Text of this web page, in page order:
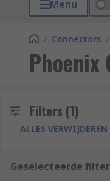
Menu
/ Connectors /
Phoenix
Filters (1)
ALLES VERWIJDEREN
Geselecteerde